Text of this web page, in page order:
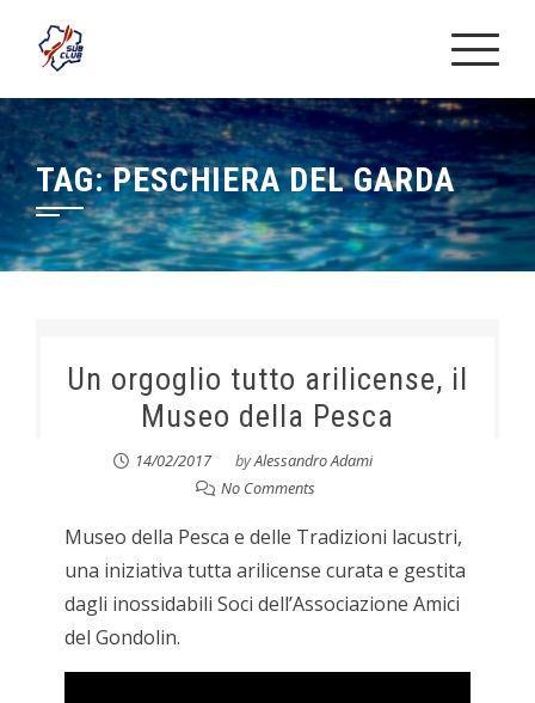
TAG:PESCHIERA DEL GARDA
Un orgoglio tutto arilicense, il
Museo della Pesca
14/02/2017 byAlessandro Adami
No Comments
Museo della Pesca e delle Tradizioni lacustri,
una iniziativa tutta arilicense curata e gestita
dagli inossidabili Soci dell’Associazione Amici
del Gondolin.